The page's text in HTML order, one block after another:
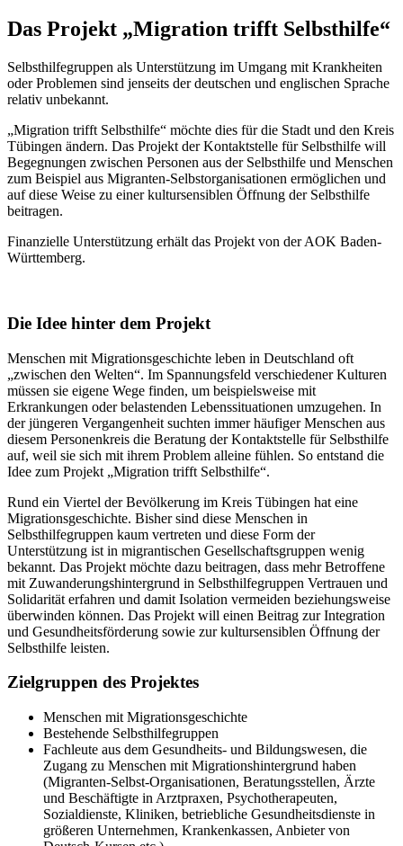
Das Projekt „Migration trifft Selbsthilfe“
Selbsthilfegruppen als Unterstützung im Umgang mit Krankheiten
oder Problemen sind jenseits der deutschen und englischen Sprache
relativ unbekannt.
„Migration trifft Selbsthilfe“ möchte dies für die Stadt und den Kreis
Tübingen ändern. Das Projekt der Kontaktstelle für Selbsthilfe will
Begegnungen zwischen Personen aus der Selbsthilfe und Menschen
zum Beispiel aus Migranten-Selbstorganisationen ermöglichen und
auf diese Weise zu einer kultursensiblen Öffnung der Selbsthilfe
beitragen.
Finanzielle Unterstützung erhält das Projekt von der AOK Baden-
Württemberg.
Die Idee hinter dem Projekt
Menschen mit Migrationsgeschichte leben in Deutschland oft
„zwischen den Welten“. Im Spannungsfeld verschiedener Kulturen
müssen sie eigene Wege finden, um beispielsweise mit
Erkrankungen oder belastenden Lebenssituationen umzugehen. In
der jüngeren Vergangenheit suchten immer häufiger Menschen aus
diesem Personenkreis die Beratung der Kontaktstelle für Selbsthilfe
auf, weil sie sich mit ihrem Problem alleine fühlen. So entstand die
Idee zum Projekt „Migration trifft Selbsthilfe“.
Rund ein Viertel der Bevölkerung im Kreis Tübingen hat eine
Migrationsgeschichte. Bisher sind diese Menschen in
Selbsthilfegruppen kaum vertreten und diese Form der
Unterstützung ist in migrantischen Gesellschaftsgruppen wenig
bekannt. Das Projekt möchte dazu beitragen, dass mehr Betroffene
mit Zuwanderungshintergrund in Selbsthilfegruppen Vertrauen und
Solidarität erfahren und damit Isolation vermeiden beziehungsweise
überwinden können. Das Projekt will einen Beitrag zur Integration
und Gesundheitsförderung sowie zur kultursensiblen Öffnung der
Selbsthilfe leisten.
Zielgruppen des Projektes
Menschen mit Migrationsgeschichte
Bestehende Selbsthilfegruppen
Fachleute aus dem Gesundheits- und Bildungswesen, die
Zugang zu Menschen mit Migrationshintergrund haben
(Migranten-Selbst-Organisationen, Beratungsstellen, Ärzte
und Beschäftigte in Arztpraxen, Psychotherapeuten,
Sozialdienste, Kliniken, betriebliche Gesundheitsdienste in
größeren Unternehmen, Krankenkassen, Anbieter von